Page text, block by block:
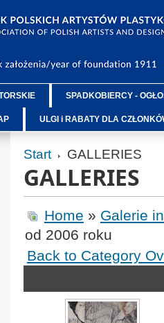
SPADKOBIERCY -
ULGI i RABATY DLA
Start GALLERIES
GALLERIES
Home » Galerie
od 2006 roku
Back to Category